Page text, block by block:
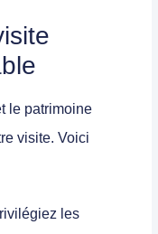
le patrimoine
visite. Voici
les